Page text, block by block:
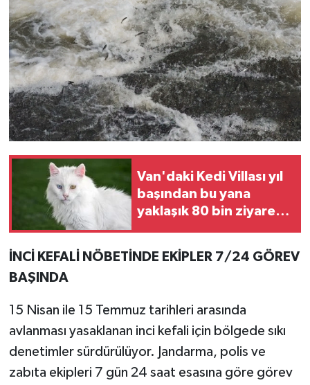
Van'daki Kedi Villası yıl
başından bu yana
yaklaşık 80 bin ziyaretçi
İNCİ KEFALİ NÖBETİNDE EKİPLER 7/24 GÖREV
BAŞINDA
15 Nisan ile 15 Temmuz tarihleri arasında
avlanması yasaklanan inci kefali için bölgede sıkı
denetimler sürdürülüyor. Jandarma, polis ve
zabıta ekipleri 7 gün 24 saat esasına göre görev